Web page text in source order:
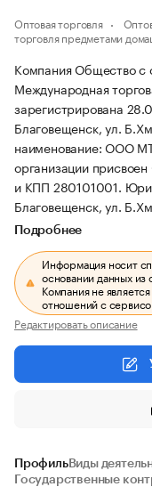
Оптовая торговля
торговля предметами
Компания Общество с
Международная
зарегистрирована
Благовещенск, ул.
наименование: ООО
организации
и КПП 280101001.
Благовещенск, ул.
Подробнее
Информация носит
основании данных из
Компания не
отношений с
Редактировать описание
ПрофильВиды
Государственные